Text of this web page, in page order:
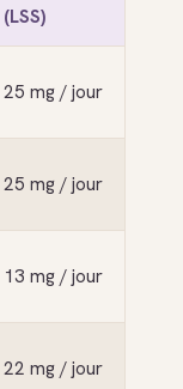
(LSS)
25 mg / jour
25 mg / jour
13 mg / jour
22 mg / jour